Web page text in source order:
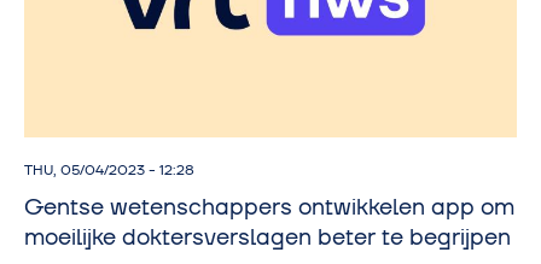
THU, 05/04/2023 - 12:28
Gentse wetenschappers ontwikkelen app om
moeilijke doktersverslagen beter te begrijpen